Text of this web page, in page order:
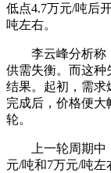
低点4.7万元/吨后
吨左右。
李云峰分析称
供需失衡。而这种
结果。起初，需求
完成后，价格便大
轮。
上一轮周期
元/吨和7万元/吨